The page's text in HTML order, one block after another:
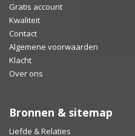
Gratis account
Kwaliteit
Contact
Algemene voorwaarden
Klacht
Over ons
Bronnen & sitemap
Liefde & Relaties